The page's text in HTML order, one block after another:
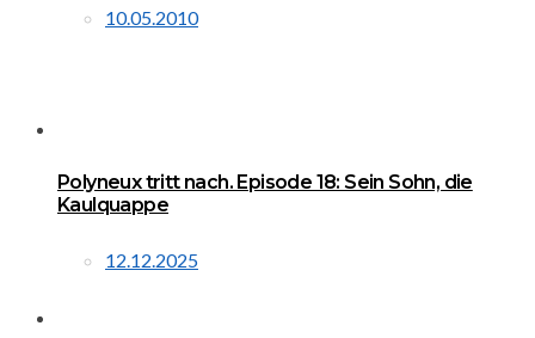
10.05.2010
Polyneux tritt nach. Episode 18: Sein Sohn, die
Kaulquappe
12.12.2025